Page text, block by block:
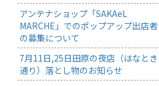
アンテナショップ「SAKAeL
MARCHE」でのポップアップ出店者
の募集について
7月11日,25日田原の夜店（はなとき
通り）落とし物のお知らせ